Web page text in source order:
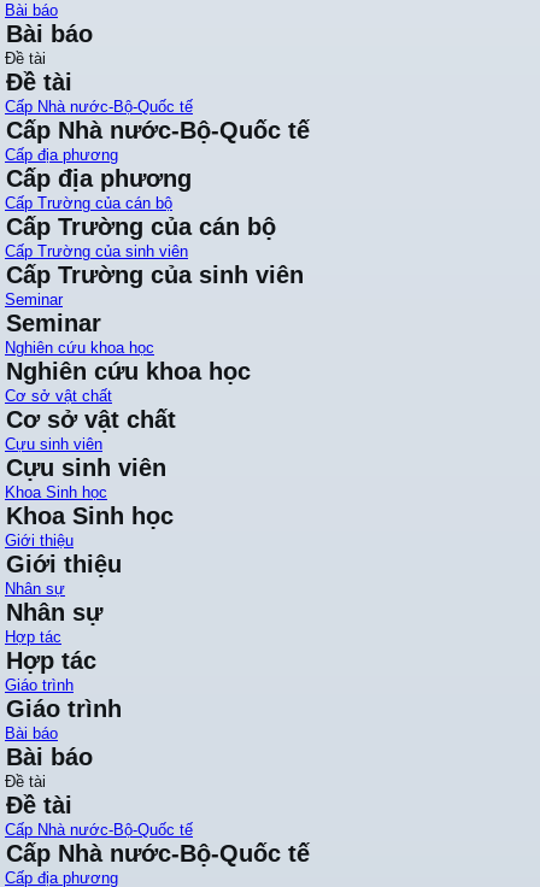
Bài báo
Bài báo
Đề tài
Đề tài
Cấp Nhà nước-Bộ-Quốc tế
Cấp Nhà nước-Bộ-Quốc tế
Cấp địa phương
Cấp địa phương
Cấp Trường của cán bộ
Cấp Trường của cán bộ
Cấp Trường của sinh viên
Cấp Trường của sinh viên
Seminar
Seminar
Nghiên cứu khoa học
Nghiên cứu khoa học
Cơ sở vật chất
Cơ sở vật chất
Cựu sinh viên
Cựu sinh viên
Khoa Sinh học
Khoa Sinh học
Giới thiệu
Giới thiệu
Nhân sự
Nhân sự
Hợp tác
Hợp tác
Giáo trình
Giáo trình
Bài báo
Bài báo
Đề tài
Đề tài
Cấp Nhà nước-Bộ-Quốc tế
Cấp Nhà nước-Bộ-Quốc tế
Cấp địa phương